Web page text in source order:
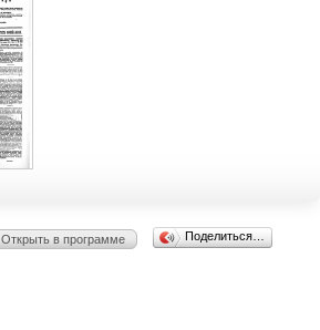
Открыть в программе Поделиться…